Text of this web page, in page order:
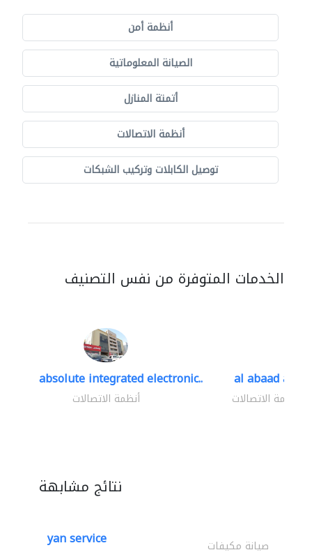
أنظمة أمن
الصيانة المعلوماتية
أتمتة المنازل
أنظمة الاتصالات
توصيل الكابلات وتركيب الشبكات
الخدمات المتوفرة من نفس التصنيف
absolute integrated electronic..
أنظمة الاتصالات
al abaad al..
أنظمة الاتصالات
نتائج مشابهة
yan service صيانة مكيفات